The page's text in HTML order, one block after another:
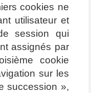
cookies ne
utilisateur et
session qui
assignés par
cookie
sur les
succession »,